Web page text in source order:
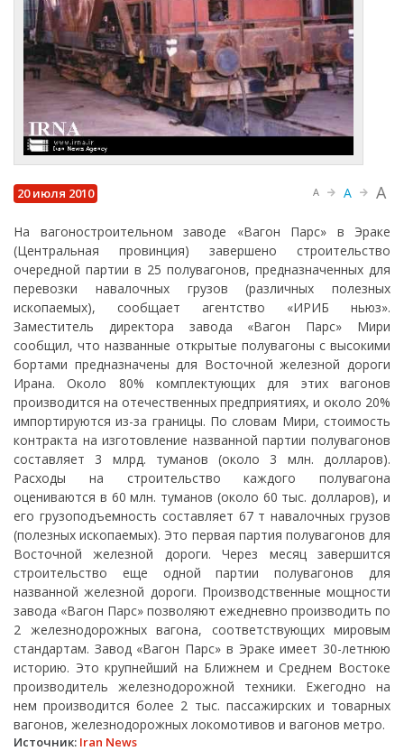
20 июля 2010 A A A
На вагоностроительном заводе «Вагон Парс» в Эраке
(Центральная провинция) завершено строительство
очередной партии в 25 полувагонов, предназначенных для
перевозки навалочных грузов (различных полезных
ископаемых), сообщает агентство «ИРИБ ньюз».
Заместитель директора завода «Вагон Парс» Мири
сообщил, что названные открытые полувагоны с высокими
бортами предназначены для Восточной железной дороги
Ирана. Около 80% комплектующих для этих вагонов
производится на отечественных предприятиях, и около 20%
импортируются из-за границы. По словам Мири, стоимость
контракта на изготовление названной партии полувагонов
составляет 3 млрд. туманов (около 3 млн. долларов).
Расходы на строительство каждого полувагона
оцениваются в 60 млн. туманов (около 60 тыс. долларов), и
его грузоподъемность составляет 67 т навалочных грузов
(полезных ископаемых). Это первая партия полувагонов для
Восточной железной дороги. Через месяц завершится
строительство еще одной партии полувагонов для
названной железной дороги. Производственные мощности
завода «Вагон Парс» позволяют ежедневно производить по
2 железнодорожных вагона, соответствующих мировым
стандартам. Завод «Вагон Парс» в Эраке имеет 30-летнюю
историю. Это крупнейший на Ближнем и Среднем Востоке
производитель железнодорожной техники. Ежегодно на
нем производится более 2 тыс. пассажирских и товарных
вагонов, железнодорожных локомотивов и вагонов метро.
Источник: Iran News